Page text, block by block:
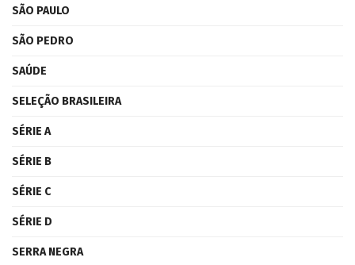
SÃO PAULO
SÃO PEDRO
SAÚDE
SELEÇÃO BRASILEIRA
SÉRIE A
SÉRIE B
SÉRIE C
SÉRIE D
SERRA NEGRA